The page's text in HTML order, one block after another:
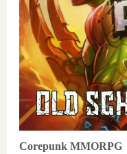
Corepunk MMORPG